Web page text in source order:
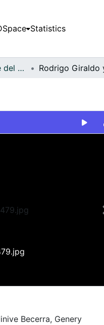
Statistics
Municipios del Valle del Cauca
Becerra, Genery